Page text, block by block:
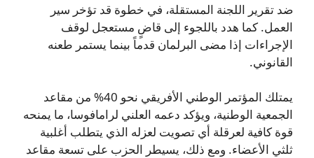
ضد تقرير اللجنة المستقلة، في خطوة قد تؤخر سير
العمل. كما هدد باللجوء إلى قاضٍ مستعجل لوقف
الإجراءات إذا مضى البرلمان قدماً بينما يستمر طعنه
القانوني.
يمتلك المؤتمر الوطني الأفريقي نحو 40% من مقاعد
الجمعية الوطنية، ويؤكد دعمه العلني لرامافوسا، ما يمنحه
قوة كافية لعرقلة أي تصويت لعزله الذي يتطلب أغلبية
ثلثي الأعضاء. ومع ذلك، يسيطر الحزب على تسعة مقاعد